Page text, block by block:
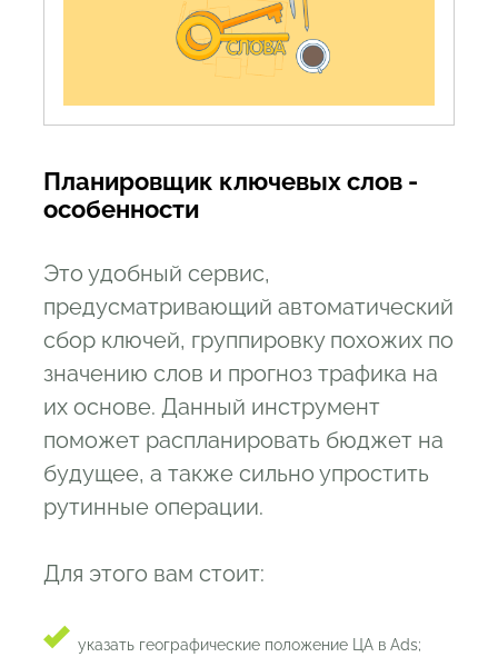
Планировщик ключевых слов -
особенности
Это удобный сервис,
предусматривающий автоматический
сбор ключей, группировку похожих по
значению слов и прогноз трафика на
их основе. Данный инструмент
поможет распланировать бюджет на
будущее, а также сильно упростить
рутинные операции.
Для этого вам стоит:
указать географические положение ЦА в Ads;